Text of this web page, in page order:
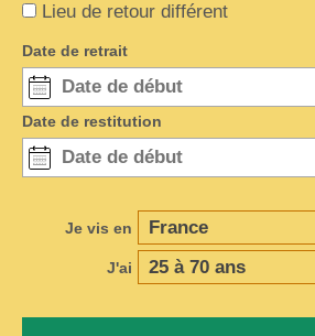
Lieu de retour différent
Date de retrait
Date de restitution
Je vis en
J'ai